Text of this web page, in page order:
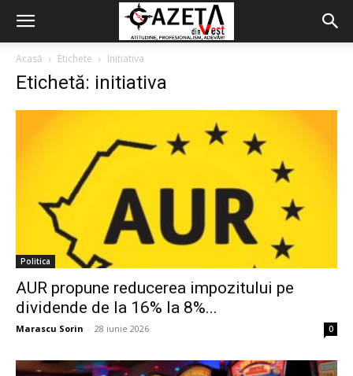
Acasă Etichete Initiativa
Etichetă: initiativa
Politica
AUR propune reducerea impozitului pe
dividende de la 16% la 8%...
Marascu Sorin - 28 iunie 2026 0